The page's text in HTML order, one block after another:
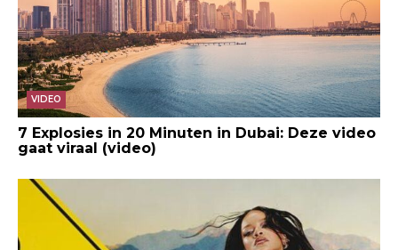
VIDEO
7 Explosies in 20 Minuten in Dubai: Deze video
gaat viraal (video)